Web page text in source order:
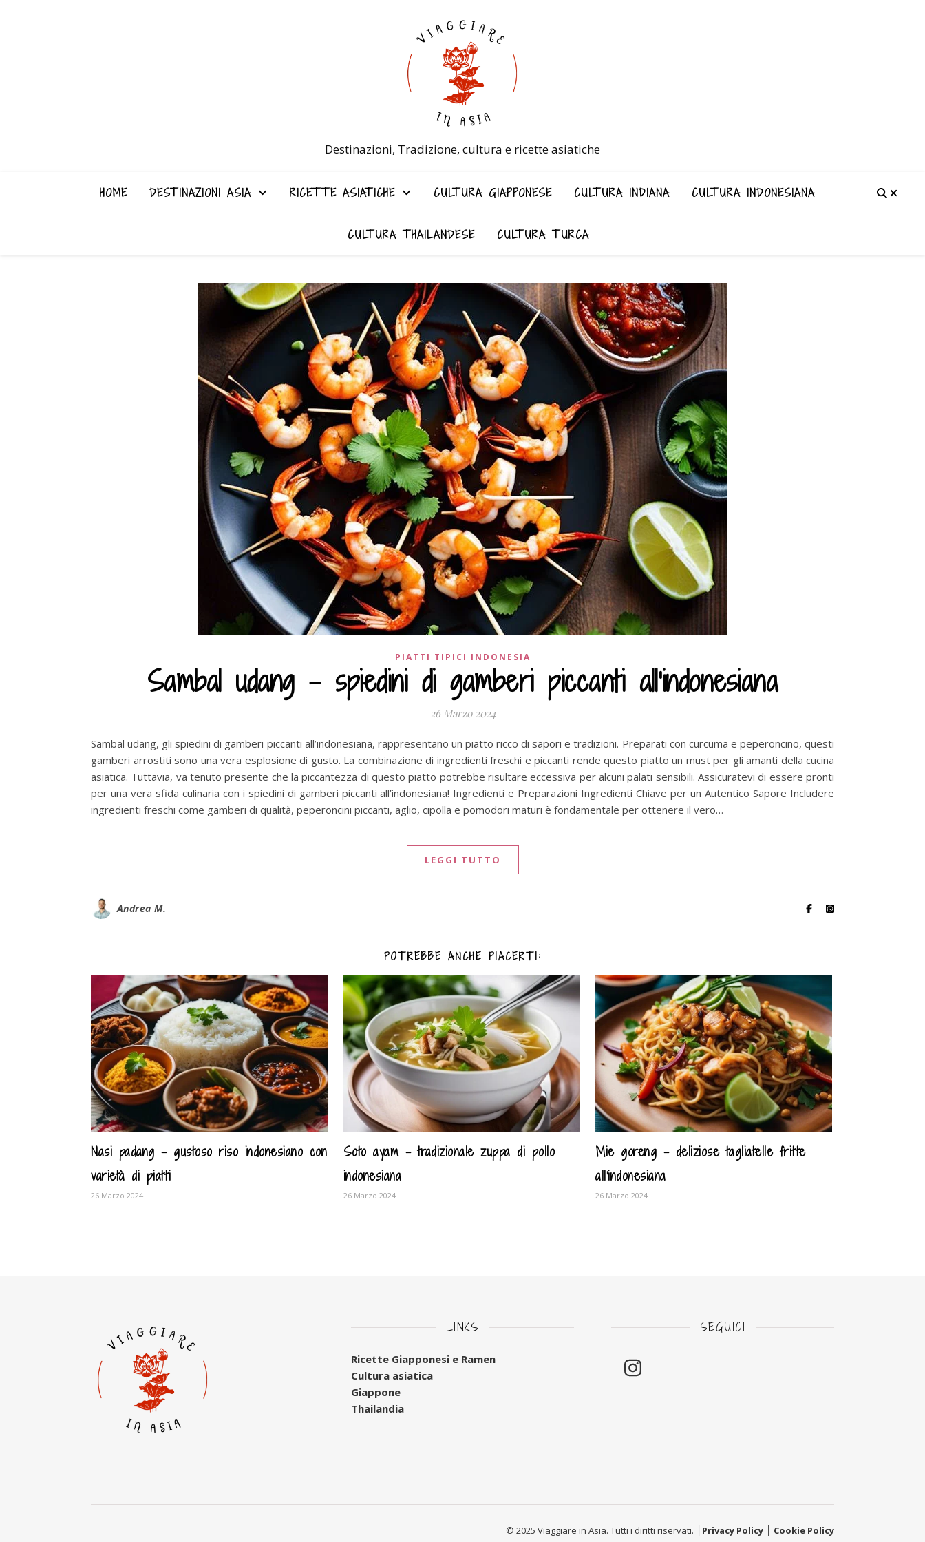
Destinazioni, Tradizione, cultura e ricette asiatiche
HOME DESTINAZIONI ASIA RICETTE ASIATICHE CULTURA GIAPPONESE CULTURA INDIANA CULTURA INDONESIANA
CULTURA THAILANDESE CULTURA TURCA
PIATTI TIPICI INDONESIA
Sambal udang – spiedini di gamberi piccanti all'indonesiana
26 Marzo 2024
Sambal udang, gli spiedini di gamberi piccanti all’indonesiana, rappresentano un piatto ricco di sapori e tradizioni. Preparati con curcuma e peperoncino, questi
gamberi arrostiti sono una vera esplosione di gusto. La combinazione di ingredienti freschi e piccanti rende questo piatto un must per gli amanti della cucina
asiatica. Tuttavia, va tenuto presente che la piccantezza di questo piatto potrebbe risultare eccessiva per alcuni palati sensibili. Assicuratevi di essere pronti
per una vera sfida culinaria con i spiedini di gamberi piccanti all’indonesiana! Ingredienti e Preparazioni Ingredienti Chiave per un Autentico Sapore Includere
ingredienti freschi come gamberi di qualità, peperoncini piccanti, aglio, cipolla e pomodori maturi è fondamentale per ottenere il vero…
LEGGI TUTTO
Andrea M.
POTREBBE ANCHE PIACERTI:
Nasi padang – gustoso riso indonesiano con
varietà di piatti
26 Marzo 2024
Soto ayam – tradizionale zuppa di pollo
indonesiana
26 Marzo 2024
Mie goreng – deliziose tagliatelle fritte
all'indonesiana
26 Marzo 2024
LINKS
Ricette Giapponesi e Ramen
Cultura asiatica
Giappone
Thailandia
SEGUICI
© 2025 Viaggiare in Asia. Tutti i diritti riservati. │ Privacy Policy Cookie Policy